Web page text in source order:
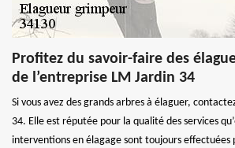
Profitez du savoir-faire des
de l’entreprise LM Jardin 34
Si vous avez des grands arbres à élaguer,
34. Elle est réputée pour la qualité des services
interventions en élagage sont toujours effectuées